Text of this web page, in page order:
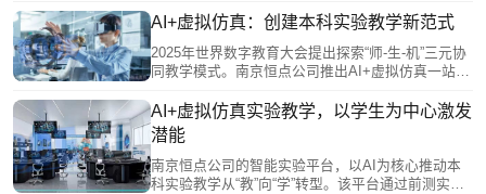
无限复制的虚拟资源，实现人人可及的优质实验环
境；二是资源动态化，支持教师快速将科研成果转
化为教学内容，与学科前沿同步；三是资源共享
化，构建开放机制让优质资源跨校流动，缩小院校
差距。这一方案为本科实验教学提供了持续生长的
“源头活水”。
AI+虚拟仿真：创建本科实验教学新范式
2025年世界数字教育大会提出探索“师-生-机”三元协
同教学模式。南京恒点公司推出AI+虚拟仿真一站式
新范式。 该方案针对传统实验教学流程化、高端设
备稀缺及学科壁垒固化等痛点，通过开放式编辑系
统将科研成果转化为课程，实现因材施教。其平台
支持跨学科融合，AI在其中扮演知识桥梁，主动关
联不同学科原理，培养学生综合能力。
AI+虚拟仿真实验教学，以学生为中心激发
潜能
南京恒点公司的智能实验平台，以AI为核心推动本
科实验教学从“教”向“学”转型。该平台通过前测实现